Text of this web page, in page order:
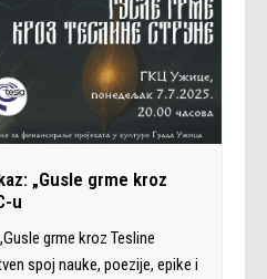
„Gusle grme kroz
u
grme kroz Tesline
spoj nauke, poezije, epike i